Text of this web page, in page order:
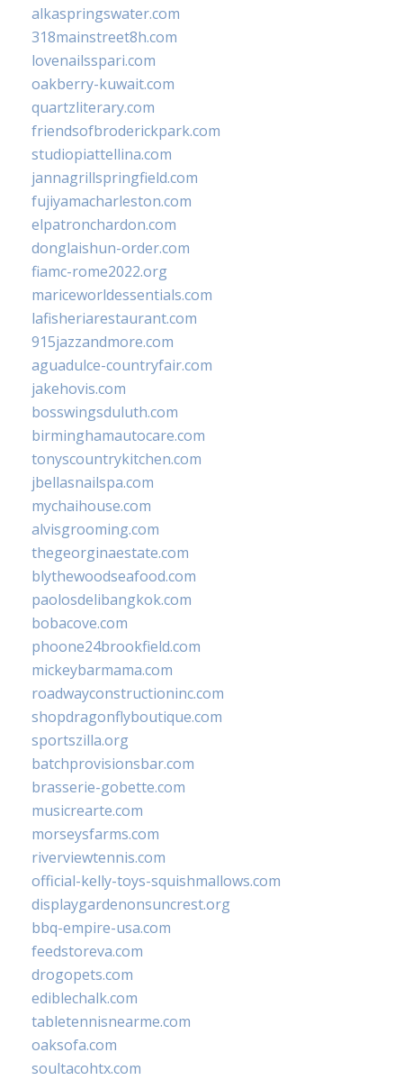
alkaspringswater.com
318mainstreet8h.com
lovenailsspari.com
oakberry-kuwait.com
quartzliterary.com
friendsofbroderickpark.com
studiopiattellina.com
jannagrillspringfield.com
fujiyamacharleston.com
elpatronchardon.com
donglaishun-order.com
fiamc-rome2022.org
mariceworldessentials.com
lafisheriarestaurant.com
915jazzandmore.com
aguadulce-countryfair.com
jakehovis.com
bosswingsduluth.com
birminghamautocare.com
tonyscountrykitchen.com
jbellasnailspa.com
mychaihouse.com
alvisgrooming.com
thegeorginaestate.com
blythewoodseafood.com
paolosdelibangkok.com
bobacove.com
phoone24brookfield.com
mickeybarmama.com
roadwayconstructioninc.com
shopdragonflyboutique.com
sportszilla.org
batchprovisionsbar.com
brasserie-gobette.com
musicrearte.com
morseysfarms.com
riverviewtennis.com
official-kelly-toys-squishmallows.com
displaygardenonsuncrest.org
bbq-empire-usa.com
feedstoreva.com
drogopets.com
ediblechalk.com
tabletennisnearme.com
oaksofa.com
soultacohtx.com